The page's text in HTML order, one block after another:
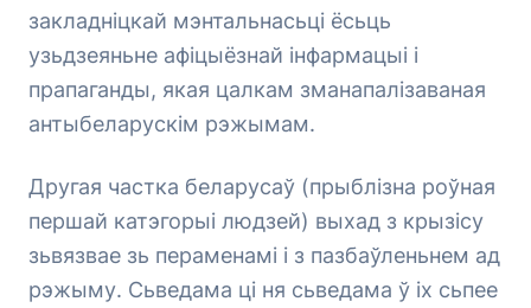
закладніцкай мэнтальнасьці ёсьць
узьдзеяньне афіцыёзнай інфармацыі і
прапаганды, якая цалкам зманапалізаваная
антыбеларускім рэжымам.
Другая частка беларусаў (прыблізна роўная
першай катэгорыі людзей) выхад з крызісу
зьвязвае зь пераменамі і з пазбаўленьнем ад
рэжыму. Сьведама ці ня сьведама ў іх сьпее